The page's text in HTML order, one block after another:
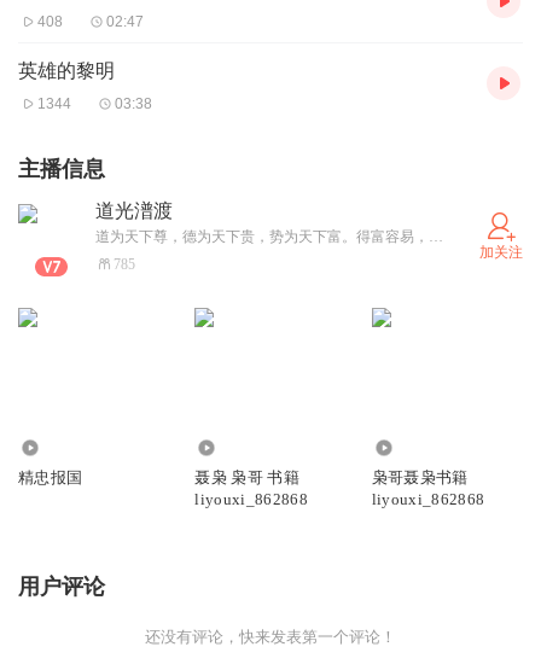
408 02:47
英雄的黎明
1344 03:38
主播信息
道光潽渡
道为天下尊，德为天下贵，势为天下富。得富容易，得贵难，得贵容易，得尊难。要得尊，则需要得道。要得贵，则需要积德。要得富，攀缘形势即可。天下兴亡，匹夫有责，为天地立心，为生民立命，为往圣继绝学，为万世开太平。王者归来，渡天下苍生。让穷人生钱，让富人生爱，让富中之富觉悟。化地球为道场，与领袖帝王之才一起布真理于天下，让全世界72亿人物质解脱，灵魂飞翔。
785
加关注
精忠报国
聂枭 枭哥 书籍
liyouxi_862868
枭哥聂枭书籍
liyouxi_862868
用户评论
还没有评论，快来发表第一个评论！